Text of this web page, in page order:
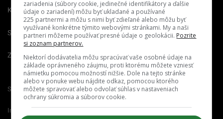
Kariéra
Spravovať notifikácie
Zrušiť predplatné
Startitup.sk Fontech.sk Odzadu.sk
Interez.sk Emefka.sk Receptik.sk
zariadenia (súbory cookie, jedinečné identifikátory a ďalšie
údaje o zariadení) môžu byť ukladané a používané
225 partnermi a môžu s nimi byť zdieľané alebo môžu byť
využívané konkrétne týmito webovými stránkami. My a naši
partneri môžeme používať presné údaje o geolokácii. Pozrite
si zoznam partnerov.
Niektorí dodávatelia môžu spracúvať vaše osobné údaje na
základe oprávneného záujmu, proti ktorému môžete vzniesť
námietku pomocou možností nižšie. Dole na tejto stránke
alebo v ponuke webu nájdite odkaz, pomocou ktorého
môžete spravovať alebo odvolať súhlas v nastaveniach
ochrany súkromia a súborov cookie.